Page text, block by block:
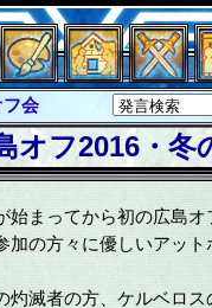
フ会
クハーツ
ソロモン
オフ2016・冬
始まってから初の広島
加の方々に優しいアッ
灼滅者の方、ケルベロ